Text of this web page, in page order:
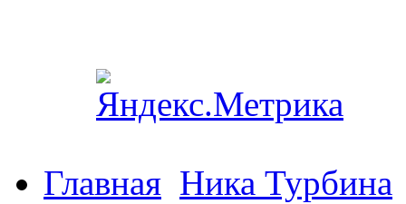
Главная Ника Турбина